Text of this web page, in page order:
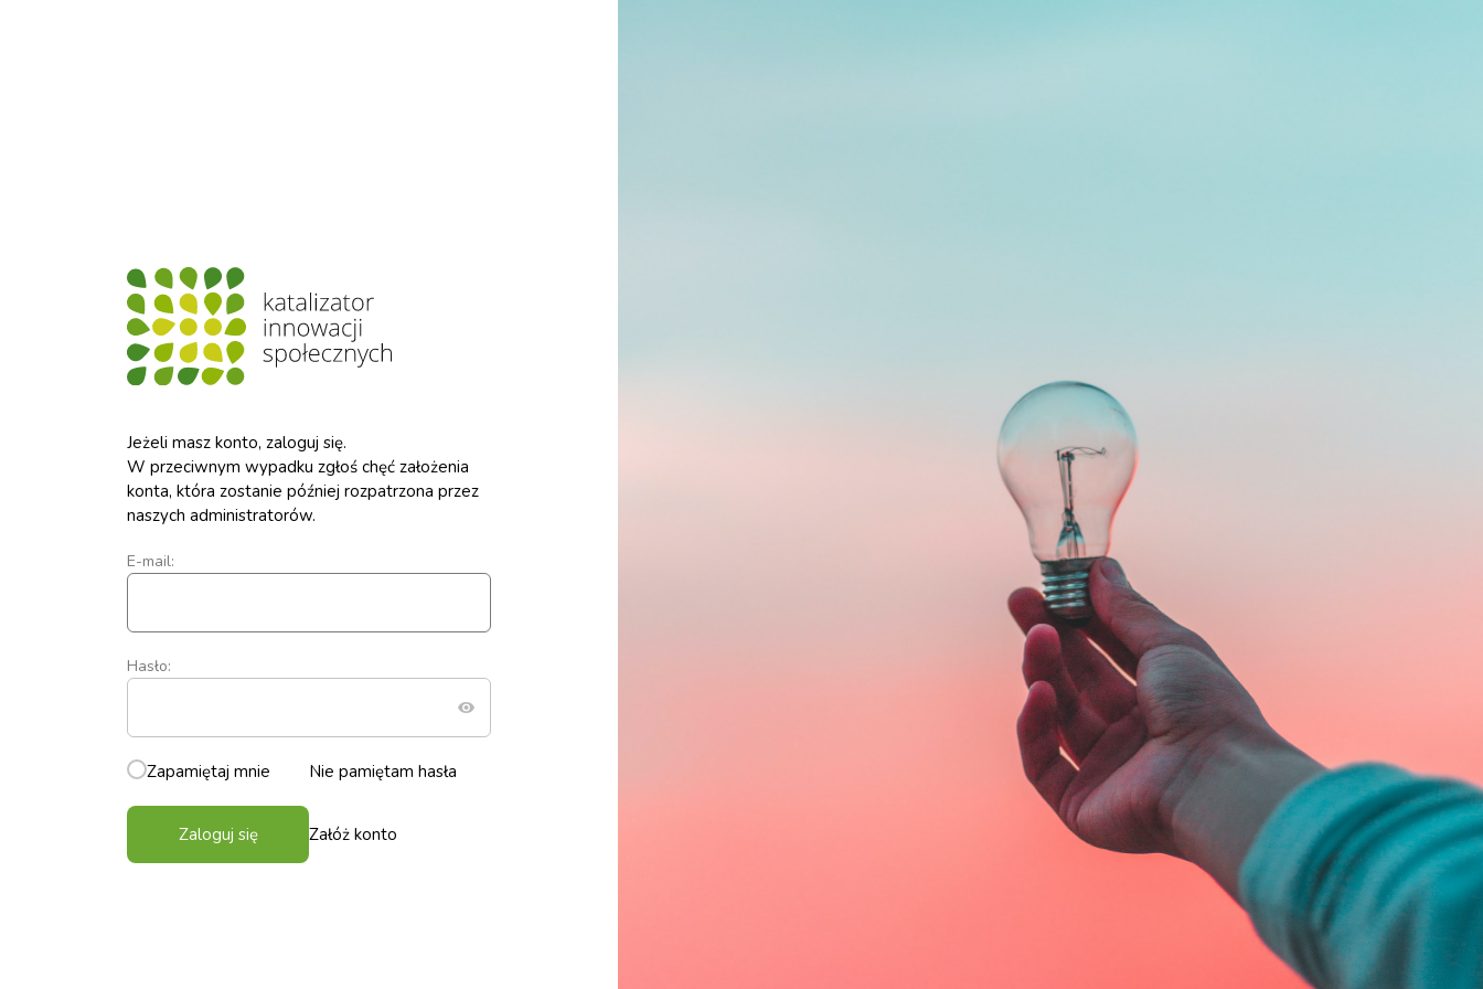
Jeżeli masz konto, zaloguj się.
W przeciwnym wypadku zgłoś chęć założenia
konta, która zostanie później rozpatrzona przez
naszych administratorów.
E-mail:
Hasło:
Zapamiętaj mnie Nie pamiętam hasła
Zaloguj się Załóż konto